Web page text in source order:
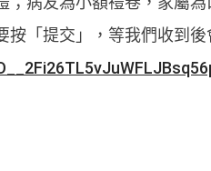
「提交」，等我們收到